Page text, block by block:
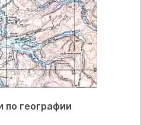
по географии